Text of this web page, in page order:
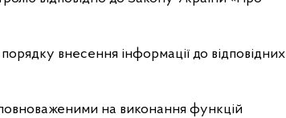
внесення інформації до відповідних
на виконання функцій